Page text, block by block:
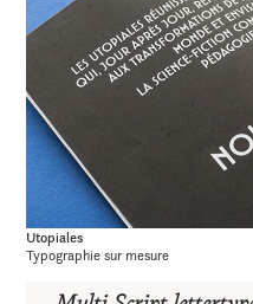
Utopiales
Typographie sur mesure